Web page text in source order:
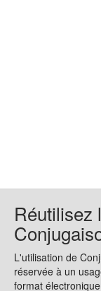
Réutilisez
L'utilisation de
réservée à un
format